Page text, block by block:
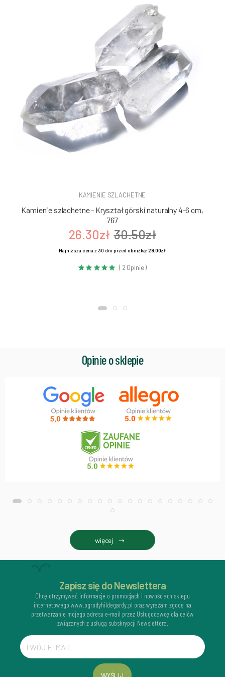
KAMIENIE SZLACHETNE
Kamienie szlachetne - Kryształ górski naturalny 4-6 cm,
767
26.30zł 30.50zł
Najniższa cena z 30 dni przed obniżką:29.00zł
( 2 Opinie )
Opinie o sklepie
więcej
Zapisz się do Newslettera
Chcę otrzymywać informacje o promocjach i nowościach sklepu
internetowego www.ogrodyhildegardy.pl oraz wyrażam zgodę na
przetwarzanie mojego adresu e-mail przez Usługodawcę dla celów
związanych z usługą subskrypcji Newslettera.
WYŚLIJ